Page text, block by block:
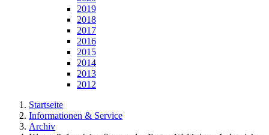
2019
2018
2017
2016
2015
2014
2013
2012
Startseite
Informationen & Service
Archiv